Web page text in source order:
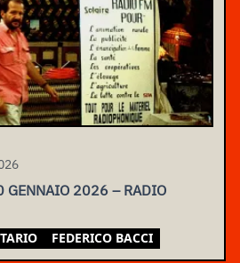
GENNAIO 2026 – RADIO
FEDERICO BACCI